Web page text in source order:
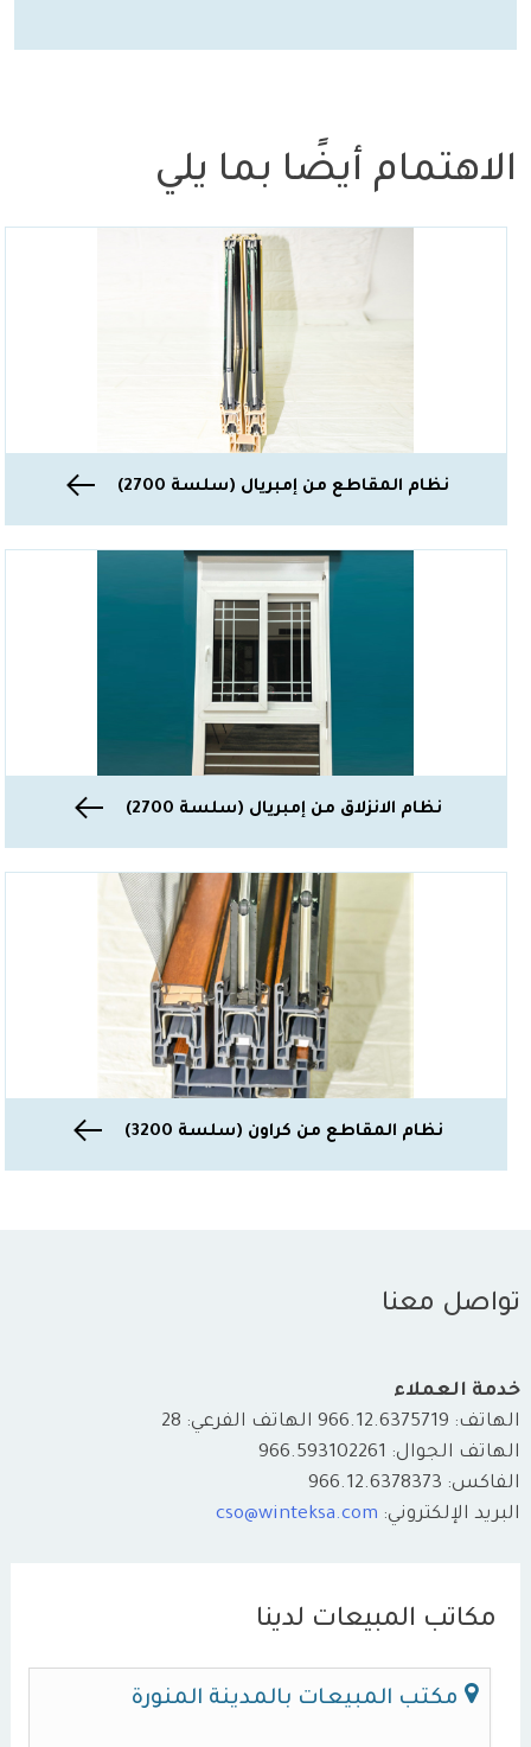
الاهتمام أيضًا بما يلي
نظام المقاطع من إمبريال (سلسة 2700)
نظام الانزلاق من إمبريال (سلسة 2700)
نظام المقاطع من كراون (سلسة 3200)
تواصل معنا
خدمة العملاء
الهاتف: 966.12.6375719 الهاتف الفرعي: 28
الهاتف الجوال: 966.593102261
الفاكس: 966.12.6378373
البريد الإلكتروني: cso@winteksa.com
مكاتب المبيعات لدينا
مكتب المبيعات بالمدينة المنورة